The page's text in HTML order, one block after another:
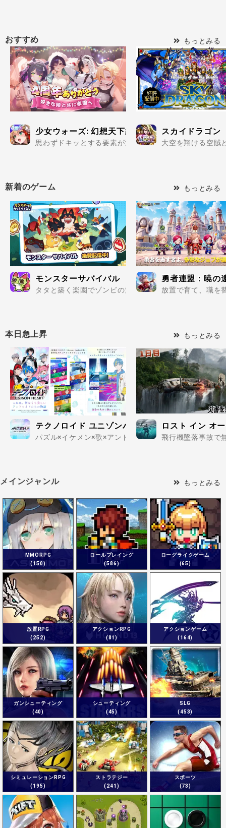
おすすめ もっとみる
少女ウォーズ: 幻想天下統一戦
思わずドキッとする要素が満載の美少女だらけで楽し
スカイドラゴン
大空を翔ける空賊
新着のゲーム もっとみる
モンスターサバイバル
タタと築く楽園でゾンビの波を迎え撃て..
勇者連盟：暁の
放置で育て、職を
本日急上昇 もっとみる
テクノロイド ユニゾンハート
パズル×イケメン×歌×アンドロイドの新感覚で楽しめる
ロスト イン オ
飛行機墜落事故で
メインジャンル もっとみる
MMORPG
(150)
ロールプレイング
(586)
ローグライクゲーム
(65)
放置RPG
(252)
アクションRPG
(81)
アクションゲーム
(164)
ガンシューティング
(40)
シューティング
(45)
SLG
(453)
シミュレーションRPG
(195)
ストラテジー
(241)
スポーツ
(73)